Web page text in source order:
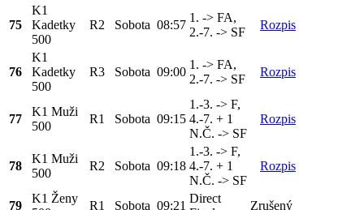
75
K1
Kadetky
500
R2 Sobota 08:57
1. -> FA,
2.-7. -> SF
Rozpis
76
K1
Kadetky
500
R3 Sobota 09:00
1. -> FA,
2.-7. -> SF
Rozpis
77
K1 Muži
500
R1 Sobota 09:15
1.-3. -> F,
4.-7. + 1
N.Č. -> SF
Rozpis
78
K1 Muži
500
R2 Sobota 09:18
1.-3. -> F,
4.-7. + 1
N.Č. -> SF
Rozpis
79
K1 Ženy
R1 Sobota 09:21
Direct
Zrušený